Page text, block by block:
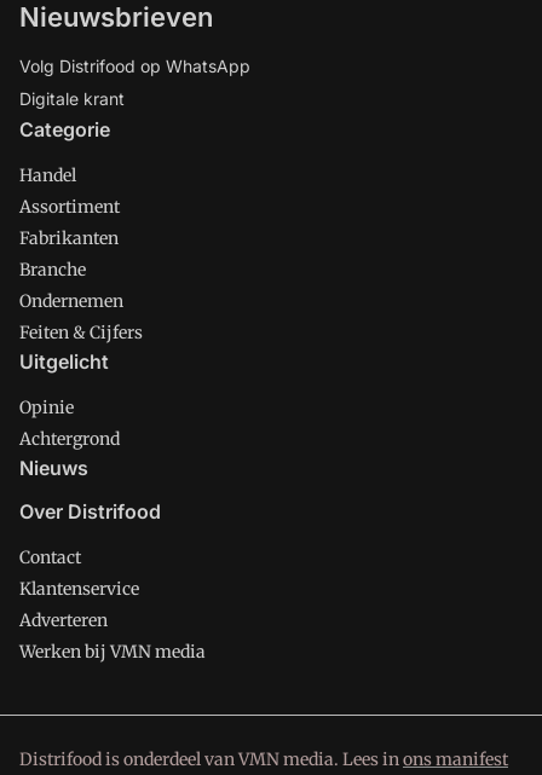
Nieuwsbrieven
Volg Distrifood op WhatsApp
Digitale krant
Categorie
Handel
Assortiment
Fabrikanten
Branche
Ondernemen
Feiten & Cijfers
Uitgelicht
Opinie
Achtergrond
Nieuws
Over Distrifood
Contact
Klantenservice
Adverteren
Werken bij VMN media
Distrifood is onderdeel van VMN media. Lees inons manifest